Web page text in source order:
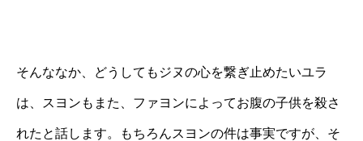
そんななか、どうしてもジヌの心を繋ぎ止めたいユラ
は、スヨンもまた、ファヨンによってお腹の子供を殺さ
れたと話します。もちろんスヨンの件は事実ですが、そ